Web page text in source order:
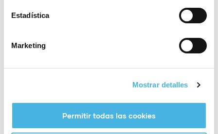
Estadística
Marketing
Mostrar detalles
Permitir todas las cookies
grandes nombres del trail
juega la temporada en